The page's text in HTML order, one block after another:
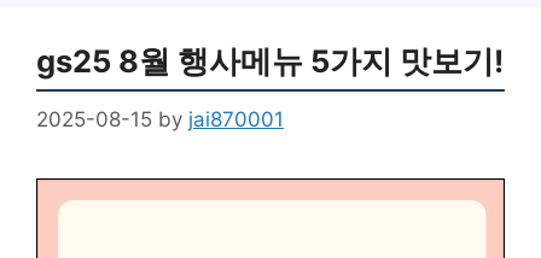
gs25 8월 행사메뉴 5가지 맛보기!
2025-08-15 by jai870001